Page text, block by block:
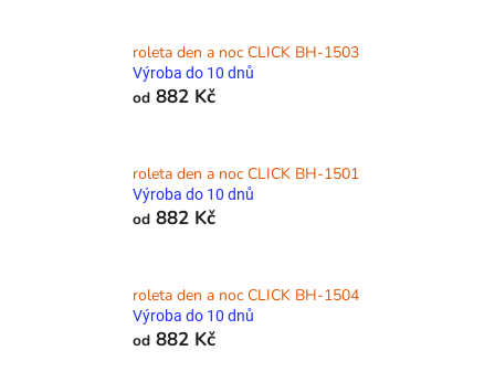
roleta den a noc CLICK BH-1503
Výroba do 10 dnů
od 882 Kč
roleta den a noc CLICK BH-1501
Výroba do 10 dnů
od 882 Kč
roleta den a noc CLICK BH-1504
Výroba do 10 dnů
od 882 Kč